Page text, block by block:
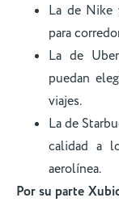
La de Nike
para
La de
puedan
viajes.
La de
calidad a
aerolínea.
Por su parte